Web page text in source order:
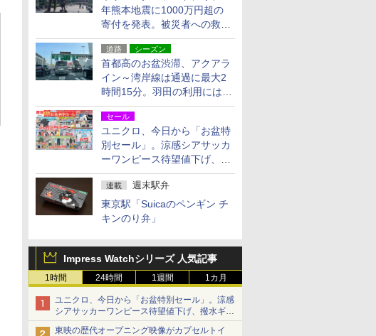
年熊本地震に1000万円超の
寄付を発表。被災者への救援
活動・復旧支援
道路 シーズン
首都高のお盆渋滞、アクアラ
イン～湾岸線は通過に最大2
時間15分。羽田の利用には
「空港西出口」の利用検討を
セール
ユニクロ、今日から「お盆特
別セール」。涼感シアサッカ
ーワンピース待望値下げ、撥
水ギアショーツは1990円に
連載 週末駅弁
東京駅「Suicaのペンギン チ
キンのり弁」
Impress Watchシリーズ 人気記事
1時間 24時間 1週間 1カ月
ユニクロ、今日から「お盆特別セール」。涼感
シアサッカーワンピース待望値下げ、撥水ギア
ショーツは1990円に
東映の歴代オープニング映像がカプセルトイ